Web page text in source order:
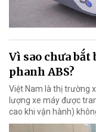
Vì sao chưa
phanh ABS?
Việt Nam là thị trường
lượng xe máy được
cao khi vận hành)